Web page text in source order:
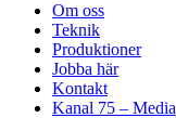
Om oss
Teknik
Produktioner
Jobba här
Kontakt
Kanal 75 – Media